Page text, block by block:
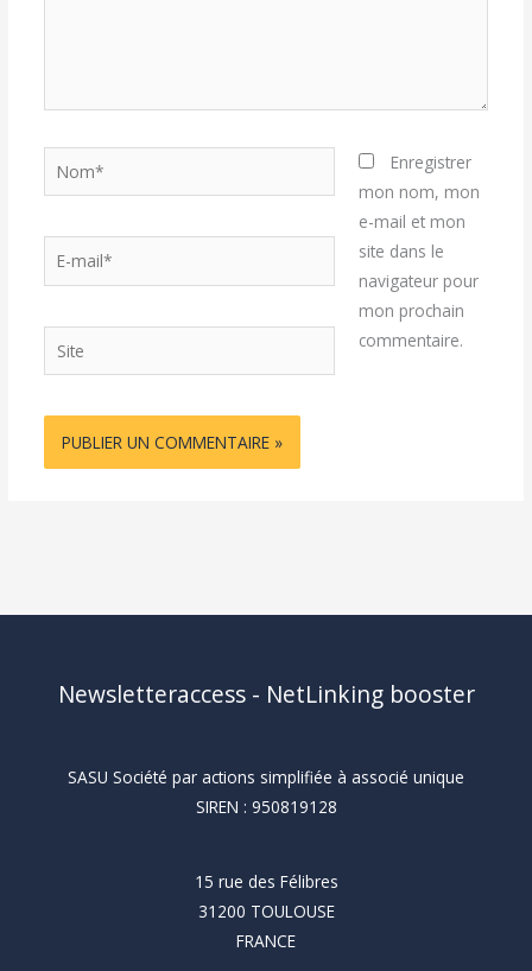
mail*
Enregistrer
mon nom, mon
e-mail et mon
site dans le
navigateur pour
mon prochain
commentaire.
Newsletteraccess - NetLinking booster
SASU Société par actions simplifiée à associé unique
SIREN : 950819128
15 rue des Félibres
31200 TOULOUSE
FRANCE